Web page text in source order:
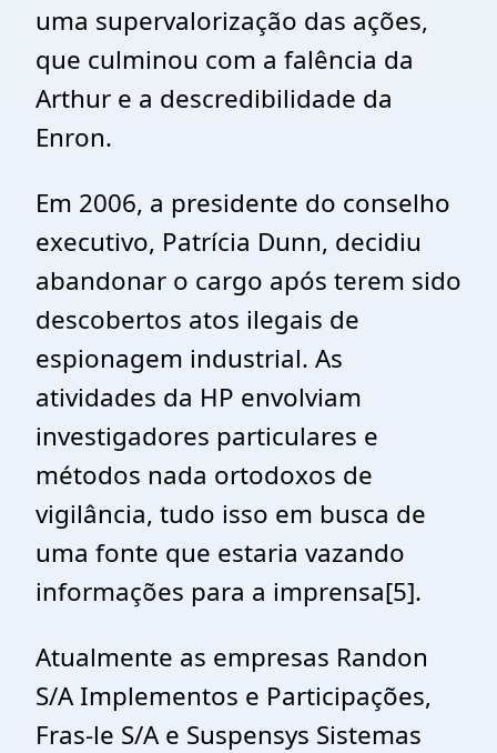
uma supervalorização das ações,
que culminou com a falência da
Arthur e a descredibilidade da
Enron.
Em 2006, a presidente do conselho
executivo, Patrícia Dunn, decidiu
abandonar o cargo após terem sido
descobertos atos ilegais de
espionagem industrial. As
atividades da HP envolviam
investigadores particulares e
métodos nada ortodoxos de
vigilância, tudo isso em busca de
uma fonte que estaria vazando
informações para a imprensa[5].
Atualmente as empresas Randon
S/A Implementos e Participações,
Fras-le S/A e Suspensys Sistemas